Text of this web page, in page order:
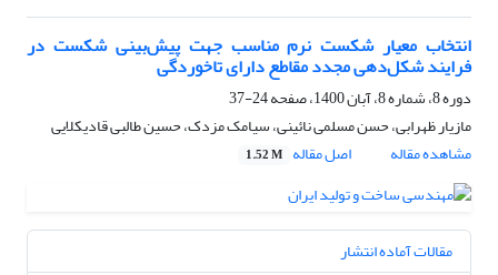
انتخاب معیار شکست نرم مناسب جهت پیش‌بینی شکست در
فرایند شکل‌دهی مجدد مقاطع دارای تاخوردگی
دوره 8، شماره 8، آبان 1400، صفحه
24-37
مازیار ظهرابی، حسن مسلمی نائینی، سیامک مزدک، حسین طالبی قادیکلایی
مشاهده مقاله
اصل مقاله 1.52 M
مقالات آماده انتشار